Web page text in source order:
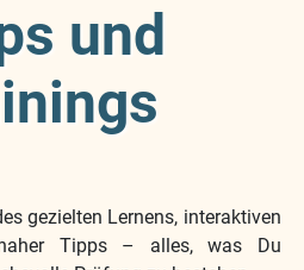
und
gezielten Lernens, interaktiven
Tipps – alles, was Du